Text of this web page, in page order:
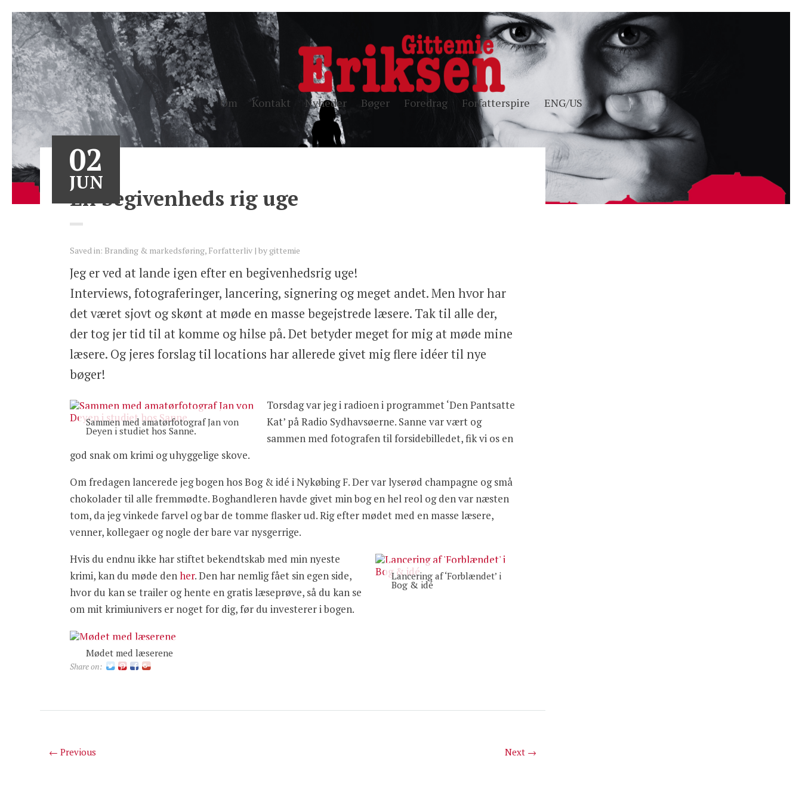
Om Kontakt Nyheder Bøger Foredrag Forfatterspire ENG/US
02
JUN
En begivenheds rig uge
Saved in: Branding & markedsføring, Forfatterliv by gittemie
Jeg er ved at lande igen efter en begivenhedsrig uge!
Interviews, fotograferinger, lancering, signering og meget andet. Men hvor har
det været sjovt og skønt at møde en masse begejstrede læsere. Tak til alle der,
der tog jer tid til at komme og hilse på. Det betyder meget for mig at møde mine
læsere. Og jeres forslag til locations har allerede givet mig flere idéer til nye
bøger!
Sammen med amatørfotograf Jan von
Deyen i studiet hos Sanne.
Torsdag var jeg i radioen i programmet ‘Den Pantsatte
Kat’ på Radio Sydhavsøerne. Sanne var vært og
sammen med fotografen til forsidebilledet, fik vi os en
god snak om krimi og uhyggelige skove.
Om fredagen lancerede jeg bogen hos Bog & idé i Nykøbing F. Der var lyserød champagne og små
chokolader til alle fremmødte. Boghandleren havde givet min bog en hel reol og den var næsten
tom, da jeg vinkede farvel og bar de tomme flasker ud. Rig efter mødet med en masse læsere,
venner, kollegaer og nogle der bare var nysgerrige.
Lancering af ‘Forblændet’ i
Bog & idé
Hvis du endnu ikke har stiftet bekendtskab med min nyeste
krimi, kan du møde denher. Den har nemlig fået sin egen side,
hvor du kan se trailer og hente en gratis læseprøve, så du kan se
om mit krimiunivers er noget for dig, før du investerer i bogen.
Mødet med læserene
Share on:
Next →
← Previous